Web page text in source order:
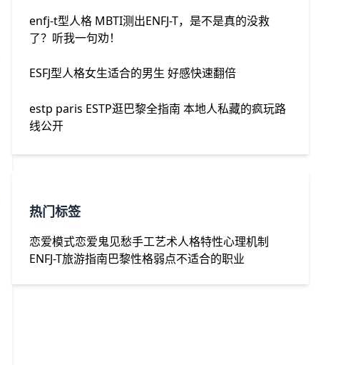
enfj-t型人格 MBTI测出ENFJ-T，是不是真的没救
了？听我一句劝！
ESFJ型人格女生适合的男生 好感快速翻倍
estp paris ESTP逛巴黎全指南 本地人私藏的疯玩路
线公开
热门标签
恋爱模式恋爱鬼见愁手工艺术人格特性心理机制
ENFJ-T旅游指南巴黎性格弱点不适合的职业